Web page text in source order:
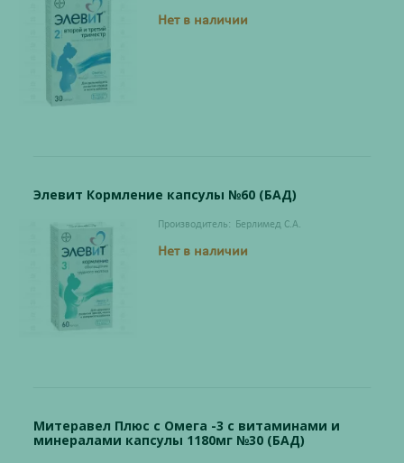
Нет в наличии
Элевит Кормление капсулы №60 (БАД)
Производитель: Берлимед С.А.
Нет в наличии
Митеравел Плюс с Омега -3 с витаминами и
минералами капсулы 1180мг №30 (БАД)